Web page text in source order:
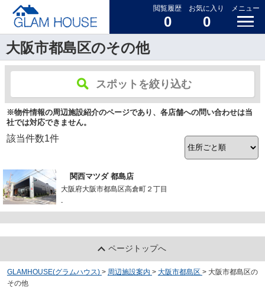
閲覧履歴
0
お気に入り
0
メニュー
大阪市都島区のその他
スポットを絞り込む
※物件情報の周辺施設紹介のページであり、各店舗への問い合わせは当
社では対応できません。
該当件数1件
関西マツダ 都島店
大阪府大阪市都島区高倉町２丁目
-
ページトップへ
GLAMHOUSE(グラムハウス) > 周辺施設案内 > 大阪市都島区 > 大阪市都島区の
その他